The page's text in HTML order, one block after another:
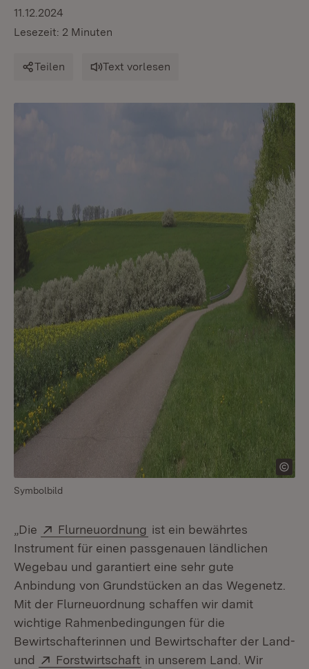
11.12.2024
Lesezeit: 2 Minuten
Teilen Text vorlesen
Symbolbild
„Die Extern:
Flurneuordnung (Öffnet in neuem Fenster)
ist ein bewährtes
Instrument für einen passgenauen ländlichen
Wegebau und garantiert eine sehr gute
Anbindung von Grundstücken an das Wegenetz.
Mit der Flurneuordnung schaffen wir damit
wichtige Rahmenbedingungen für die
Bewirtschafterinnen und Bewirtschafter der Land-
und
Extern:
Forstwirtschaft (Öffnet in neuem Fenster)
in unserem Land. Wir